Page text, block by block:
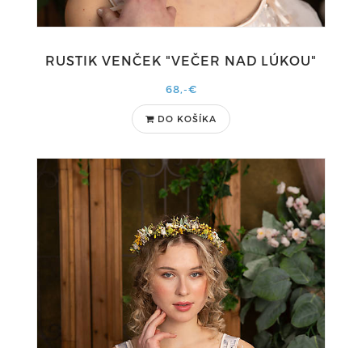
RUSTIK VENČEK "VEČER NAD LÚKOU"
68,-€
DO KOŠÍKA